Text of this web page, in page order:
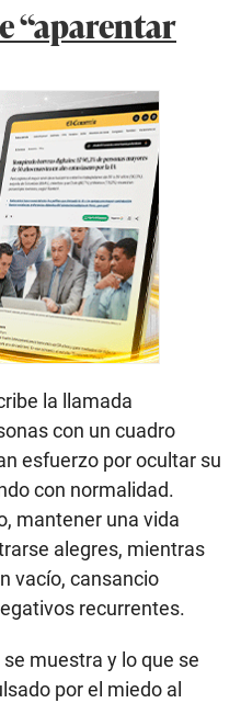
“aparentar
la llamada
con un cuadro
esfuerzo por ocultar su
con normalidad.
mantener una vida
alegres, mientras
vacío, cansancio
recurrentes.
muestra y lo que se
por el miedo al